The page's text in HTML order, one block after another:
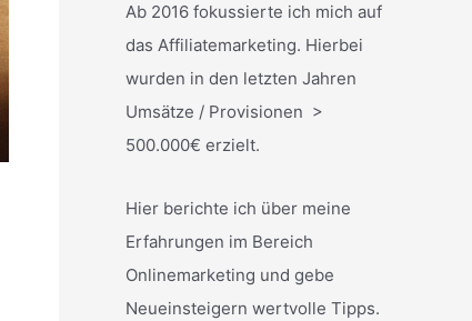
Ab 2016 fokussierte ich mich auf
das Affiliatemarketing. Hierbei
wurden in den letzten Jahren
Umsätze / Provisionen >
500.000€ erzielt.
Hier berichte ich über meine
Erfahrungen im Bereich
Onlinemarketing und gebe
Neueinsteigern wertvolle Tipps.